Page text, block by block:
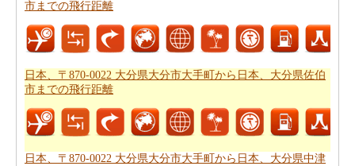
あなたは日本、〒870-0022 大分県大分市大手町から日
本、大分県佐伯市までの道路ルートプランをチェックす
ることができます。
あなたは道路で旅行したいですか。駆動するのに費用が
かかるどのくらい知ってはいけませんか。あなたは日
伯市までの旅行の費用をもらいます。
市までの飛行距離
日本、〒870-0022 大分県大分市大手町から日本、大分県佐伯
市までの飛行距離
日本、〒870-0022 大分県大分市大手町から日本、大分県中津